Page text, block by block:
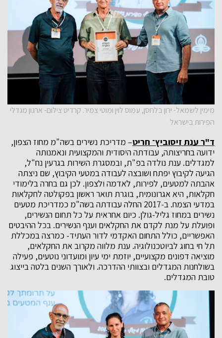
מימין לשמאל- ירון בלחסן, עמוס לוין ומוטי צמיר. קרדיט צילום- ארגון מגדלי
הפירות בישראל
ד"ר ענת זיסוביץ־ חריט– מדריכת נשירים בשה"מ מחוז הצפון,
ידועה בחריצותה, עבודתה היסודית והמקצועית ונאמנותה
למגדלים. ענת נולדה בפ"ת, ובמסגרת השירות בגרעין נח"ל,
הגיעה לקיבוץ יפתח ושובצה לעבודה במטעי הקיבוץ, שם ניצתה
אהבתה למטעים, לפירות, לאדמה ולצפון. לכן גם בחרה בלימודי
חקלאות, היא אגרונומית, בוגרת תואר ראשון בפקולטה לחקלאות
במדעי הצמח. ב-2017 החלה עבודתה בשה"מ כמדריכת מטעים
נשירים במחוז גליל-גולן. כיום אחראית על כל תחום הנשירים,
ופועלת על מנת לקדם את החקלאים וענף הנשירים. בכל ההיבטים
האפשריים, כולל התחום האקדמי לדור העתיד- כמרצה במכללת
תל חי בחוג לביוטכנולוגיה. ענת מלווה מקרוב את החקלאים,
מוציאה דפונים מקצועיים, יוזמת ימי עיון ומועדוני נוטעים, פעילה
בשולחנות המגדלים ובצוותי ההדרכה. ולאורך השנים בלטה בייצוג
טובת המגדלים.